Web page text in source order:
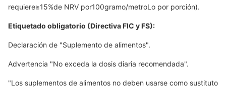
requiere≥15%de NRV por100gramo/metroL o por porción).
Etiquetado obligatorio (Directiva FIC y FS):
Declaración de "Suplemento de alimentos".
Advertencia "No exceda la dosis diaria recomendada".
"Los suplementos de alimentos no deben usarse como sustituto